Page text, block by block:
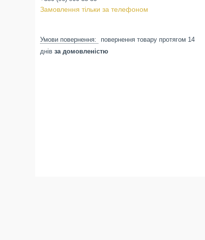
Замовлення тільки за телефоном
повернення товару протягом 14
днів за домовленістю